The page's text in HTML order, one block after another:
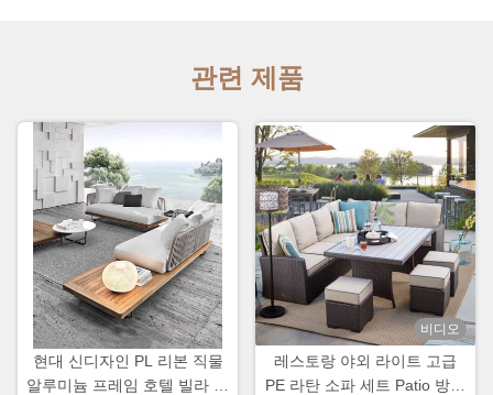
관련 제품
현대 신디자인 PL 리본 직물
알루미늄 프레임 호텔 빌라 소
비디오
레스토랑 야외 라이트 고급
PE 라탄 소파 세트 Patio 방수